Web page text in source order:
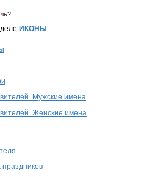
ИКОНЫ :
Мужские имена
Женские имена